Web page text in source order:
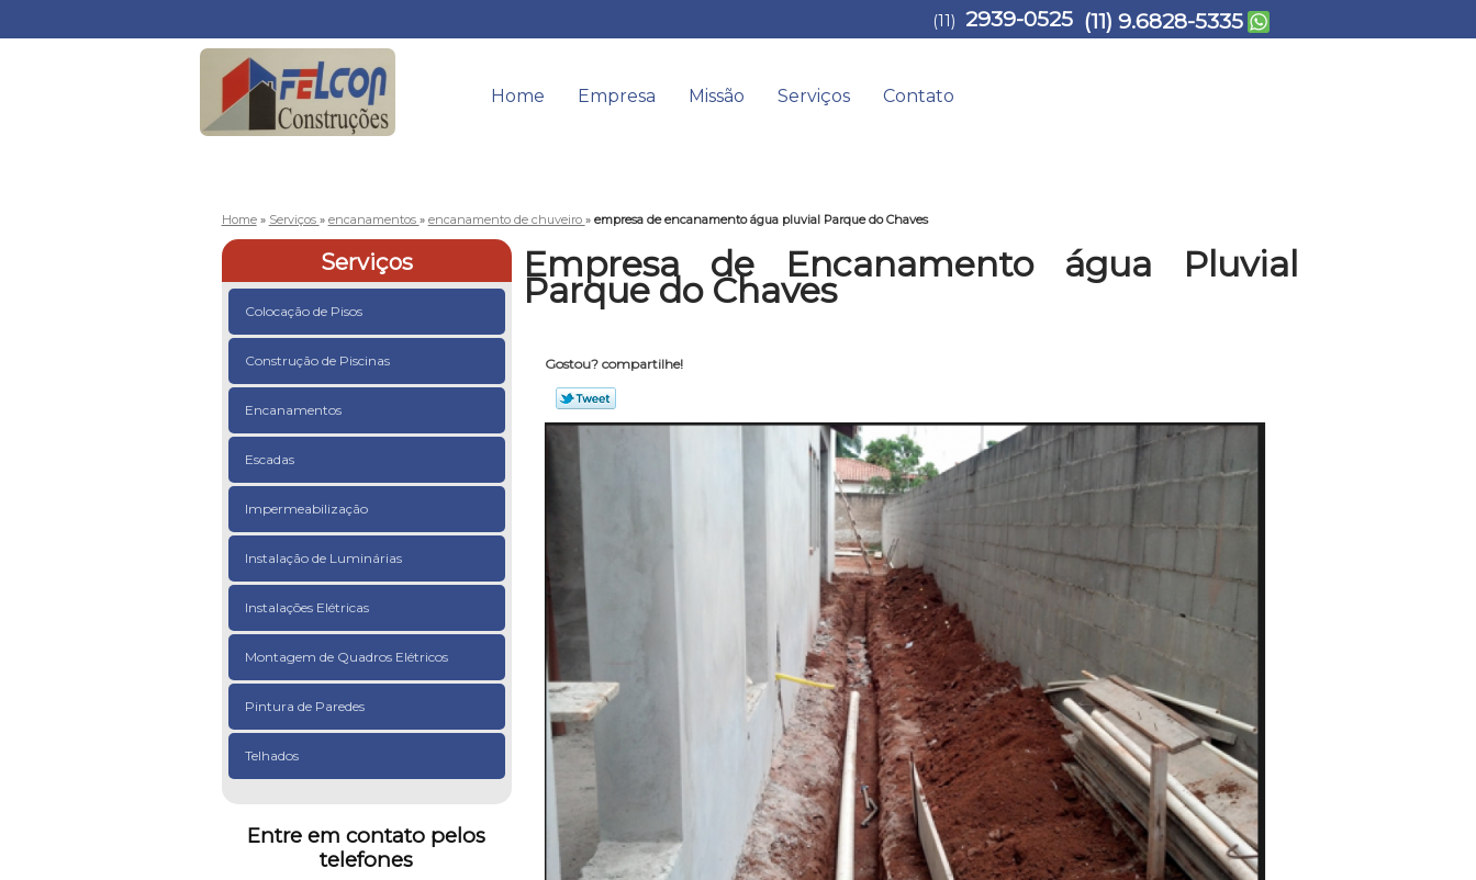
Home Empresa Missão Serviços Contato
(11) 2939-0525 (11) 9.6828-5335
Home » Serviços » encanamentos » encanamento de chuveiro » empresa de encanamento água pluvial Parque do Chaves
Serviços
Colocação de Pisos
Construção de Piscinas
Encanamentos
Escadas
Impermeabilização
Instalação de Luminárias
Instalações Elétricas
Montagem de Quadros Elétricos
Pintura de Paredes
Telhados
Entre em contato pelos
telefones
Empresa de Encanamento água Pluvial
Parque do Chaves
Gostou? compartilhe!